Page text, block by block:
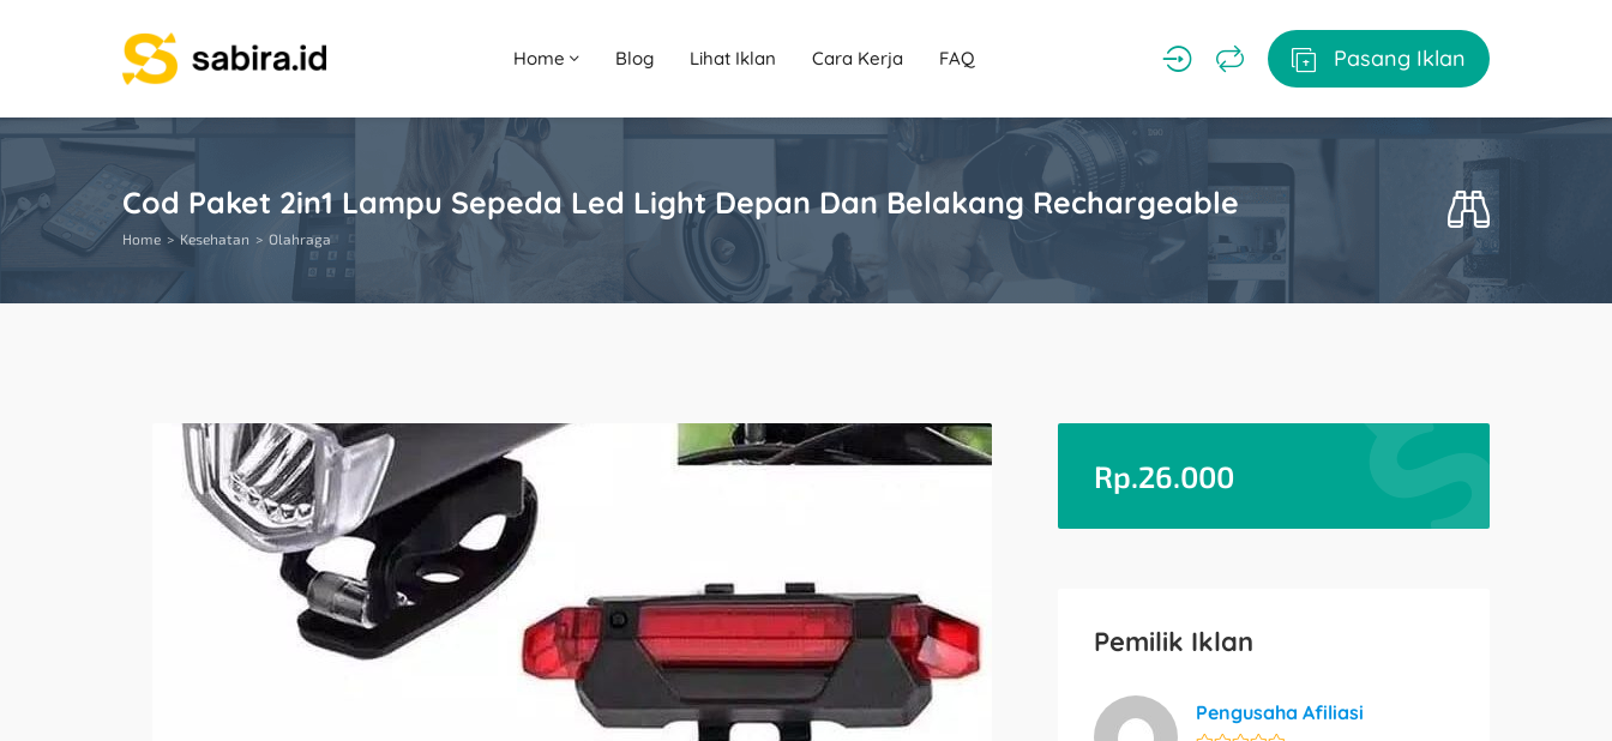
Home Blog Lihat Iklan Cara Kerja FAQ Pasang Iklan
Cod Paket 2in1 Lampu Sepeda Led Light Depan Dan Belakang Rechargeable
Home Kesehatan Olahraga
Rp.26.000
Pemilik Iklan
Pengusaha Afiliasi